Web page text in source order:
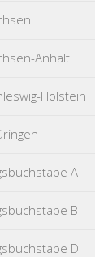
Anhalt
Holstein
A
B
D